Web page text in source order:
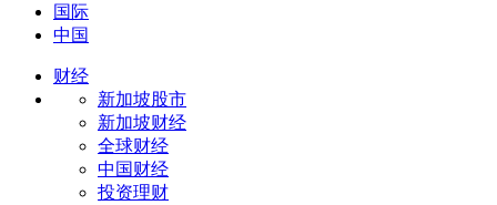
国际
中国
财经
新加坡股市
新加坡财经
全球财经
中国财经
投资理财